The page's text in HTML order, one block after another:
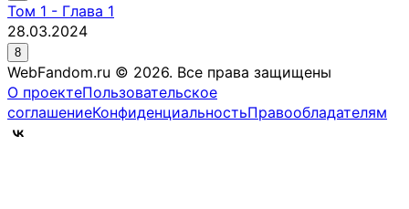
Том 1 - Глава 1
28.03.2024
8
WebFandom.ru © 2026. Все права защищены
О проектеПользовательское
соглашениеКонфиденциальностьПравообладателям